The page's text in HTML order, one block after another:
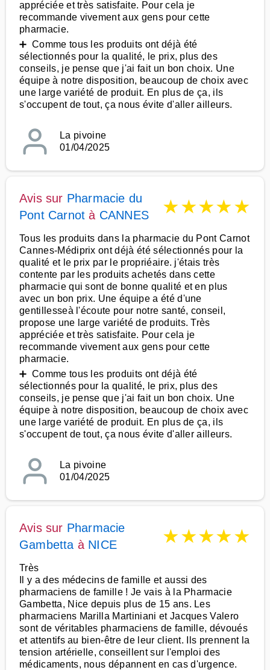
appréciée et très satisfaite. Pour cela je
recommande vivement aux gens pour cette
pharmacie.
➕ Comme tous les produits ont déjà été
sélectionnés pour la qualité, le prix, plus des
conseils, je pense que j'ai fait un bon choix. Une
équipe à notre disposition, beaucoup de choix avec
une large variété de produit. En plus de ça, ils
s'occupent de tout, ça nous évite d'aller ailleurs.
La pivoine
01/04/2025
Avis sur Pharmacie du
Pont Carnot à CANNES ★★★★★
Tous les produits dans la pharmacie du Pont Carnot
Cannes-Médiprix ont déjà été sélectionnés pour la
qualité et le prix par le propriéaire. j'étais très
contente par les produits achetés dans cette
pharmacie qui sont de bonne qualité et en plus
avec un bon prix. Une équipe a été d'une
gentillesseà l'écoute pour notre santé, conseil,
propose une large variété de produits. Très
appréciée et très satisfaite. Pour cela je
recommande vivement aux gens pour cette
pharmacie.
➕ Comme tous les produits ont déjà été
sélectionnés pour la qualité, le prix, plus des
conseils, je pense que j'ai fait un bon choix. Une
équipe à notre disposition, beaucoup de choix avec
une large variété de produit. En plus de ça, ils
s'occupent de tout, ça nous évite d'aller ailleurs.
La pivoine
01/04/2025
Avis sur Pharmacie
Gambetta à NICE ★★★★★
Très
Il y a des médecins de famille et aussi des
pharmaciens de famille ! Je vais à la Pharmacie
Gambetta, Nice depuis plus de 15 ans. Les
pharmaciens Marilla Martiniani et Jacques Valero
sont de véritables pharmaciens de famille, dévoués
et attentifs au bien-être de leur client. Ils prennent la
tension artérielle, conseillent sur l'emploi des
médicaments, nous dépannent en cas d'urgence.